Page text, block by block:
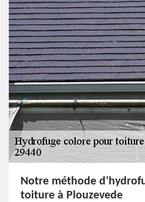
Notre méthode
toiture à Plouzevede